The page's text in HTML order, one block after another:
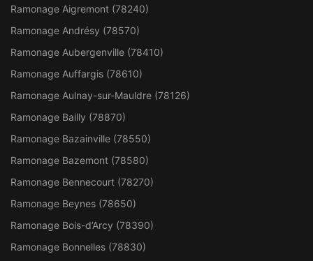
Ramonage Aigremont (78240)
Ramonage Andrésy (78570)
Ramonage Aubergenville (78410)
Ramonage Auffargis (78610)
Ramonage Aulnay-sur-Mauldre (78126)
Ramonage Bailly (78870)
Ramonage Bazainville (78550)
Ramonage Bazemont (78580)
Ramonage Bennecourt (78270)
Ramonage Beynes (78650)
Ramonage Bois-d’Arcy (78390)
Ramonage Bonnelles (78830)